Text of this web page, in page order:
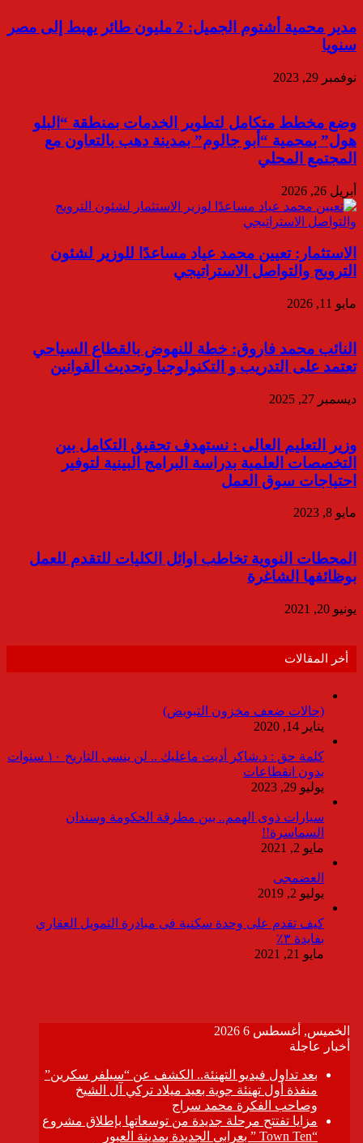
مدير محمية أشتوم الجميل: 2 مليون طائر يهبط إلى مصر
سنويا
نوفمبر 29, 2023
وضع مخطط متكامل لتطوير الخدمات بمنطقة “البلو
هول” بمحمية “أبو جالوم” بمدينة دهب بالتعاون مع
المجتمع المحلي
أبريل 26, 2026
الاستثمار: تعيين محمد عياد مساعدًا للوزير لشئون
الترويج والتواصل الاستراتيجي
مايو 11, 2026
النائب محمد فاروق: خطة للنهوض بالقطاع السياحي
تعتمد على التدريب و التكنولوجيا وتحديث القوانين
ديسمبر 27, 2025
وزير التعليم العالى : نستهدف تحقيق التكامل بين
التخصصات العلمية بدراسة البرامج البينية لتوفير
احتياجات سوق العمل
مايو 8, 2023
المحطات النووية تخاطب اوائل الكليات للتقدم للعمل
بوظائفها الشاغرة
يونيو 20, 2021
أخر المقالات
(حالات ضعف مخزون التبويض)
يناير 14, 2020
كلمة حق : د.شاكر أديت ماعليك .. لن ينسى التاريخ ١٠ سنوات
بدون انقطاعات
يوليو 29, 2023
سيارات ذوى الهمم.. بين مطرقة الحكومة وسندان
السماسرة!!
مايو 2, 2021
العضمجى
يوليو 2, 2019
كيف تقدم على وحدة سكنية فى مبادرة التمويل العقاري
بفايدة ٣٪
مايو 21, 2021